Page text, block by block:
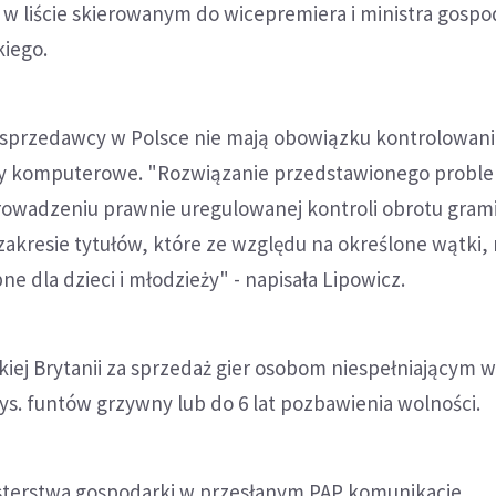
liście skierowanym do wicepremiera i ministra
sprzedawcy w Polsce nie mają obowiązku
komputerowe. "Rozwiązanie przedstawionego
prawnie uregulowanej kontroli obrotu
tytułów, które ze względu na określone wątki,
dla dzieci i młodzieży" - napisała Lipowicz.
Brytanii za sprzedaż gier osobom niespełniającym
funtów grzywny lub do 6 lat pozbawienia wolności.